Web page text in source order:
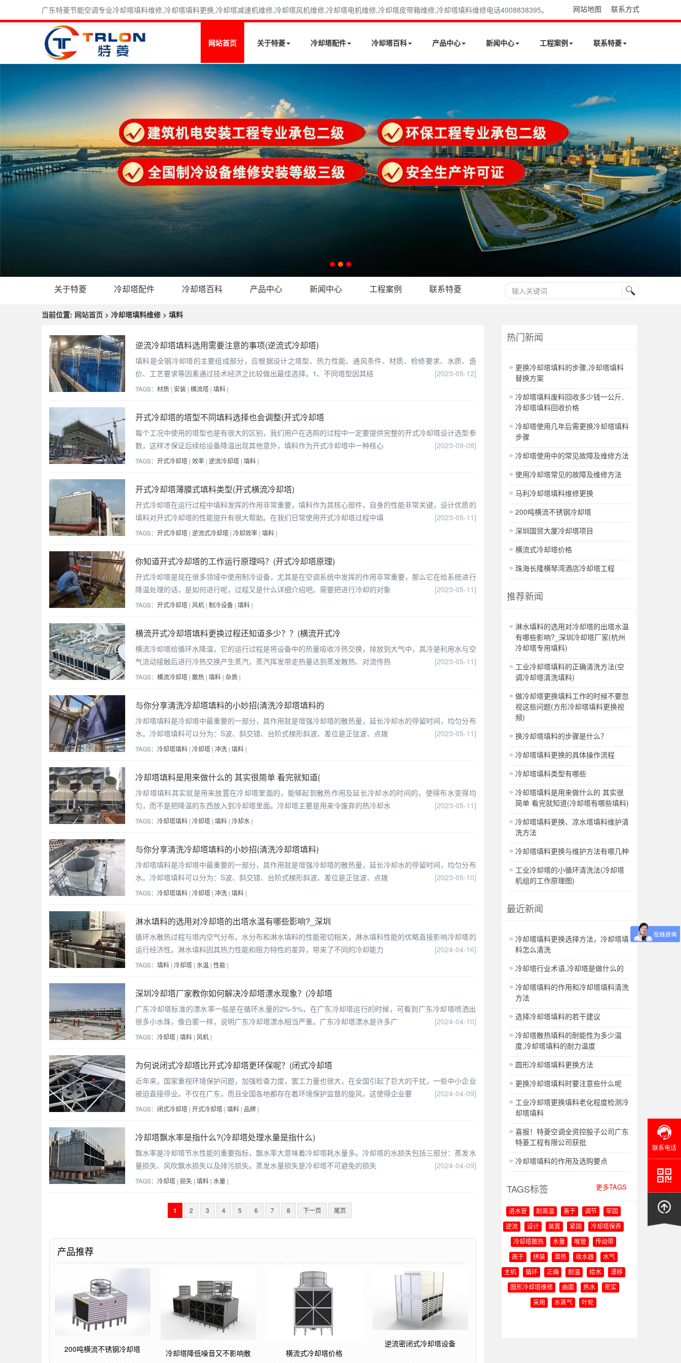
广东特菱节能空调专业冷却塔填料维修,冷却塔填料更换,冷却塔减速机维修,冷却塔风机维修,冷却塔电机维修,冷却塔皮带箱维修,冷却塔填料维修电话4008838395。 网站地图 联系方式
网站首页 关于特菱 冷却塔配件 冷却塔百科 产品中心 新闻中心 工程案例 联系特菱
关于特菱 冷却塔配件 冷却塔百科 产品中心 新闻中心 工程案例 联系特菱
当前位置: 网站首页 > 冷却塔填料维修 > 填料
逆流冷却塔填料选用需要注意的事项(逆流式冷却塔)
填料是全钢冷却塔的主要组成部分，应根据设计之塔型、热力性能、通风条件、材质、检修要求、水质、造
价、工艺要求等因素通过技术经济之比较做出最佳选择。1、不同塔型因其结
[2023-05-12]
TAGS： 材质 | 安装 | 横流塔 | 填料 |
开式冷却塔的塔型不同填料选择也会调整(开式冷却塔
每个工况中使用的塔型也是有很大的区别，我们用户在选购的过程中一定要提供完整的开式冷却塔设计选型参
数，这样才保证后续给设备降温出现其他意外，填料作为开式冷却塔中一种核心
[2023-09-08]
TAGS： 开式冷却塔 | 效率 | 逆流冷却塔 | 填料 |
开式冷却塔薄膜式填料类型(开式横流冷却塔)
开式冷却塔在运行过程中填料发挥的作用非常重要，填料作为其核心部件，自身的性能非常关键，设计优质的
填料对开式冷却塔的性能提升有很大帮助。在我们日常使用开式冷却塔过程中填
[2023-05-11]
TAGS： 开式冷却塔 | 逆流式冷却塔 | 冷却效率 | 填料 |
你知道开式冷却塔的工作运行原理吗？(开式冷却塔原理)
开式冷却塔是现在很多领域中使用制冷设备，尤其是在空调系统中发挥的作用非常重要，那么它在给系统进行
降温处理的话，是如何进行呢，过程又是什么详细介绍吧。需要把进行冷却的对象
[2023-05-11]
TAGS： 开式冷却塔 | 风机 | 制冷设备 | 填料 |
横流开式冷却塔填料更换过程还知道多少？？(横流开式冷
横流冷却塔给循环水降温，它的运行过程是将设备中的热量吸收冷热交换，排放到大气中，其冷是利用水与空
气流动接触后进行冷热交换产生蒸汽，蒸汽挥发带走热量达到蒸发散热、对流传热
[2023-05-11]
TAGS： 横流冷却塔 | 散热 | 填料 | 杂质 |
与你分享清洗冷却塔填料的小妙招(清洗冷却塔填料的
冷却塔填料是冷却塔中最重要的一部分，其作用就是增强冷却塔的散热量，延长冷却水的停留时间，均匀分布
水。冷却塔填料可以分为：S波、斜交错、台阶式梯形斜波、差位是正弦波、点拨
[2023-05-11]
TAGS： 冷却塔填料 | 冷却塔 | 冲洗 | 填料 |
冷却塔填料是用来做什么的 其实很简单 看完就知道(
冷却塔填料其实就是用来放置在冷却塔里面的，能够起到散热作用及延长冷却水的时间的，使得布水变得均
匀，而不是把降温的东西放入到冷却塔里面。冷却塔主要是用来令废弃的热冷却水
[2023-05-11]
TAGS： 冷却塔填料 | 冷却塔 | 填料 | 冷却水 |
与你分享清洗冷却塔填料的小妙招(清洗冷却塔填料)
冷却塔填料是冷却塔中最重要的一部分，其作用就是增强冷却塔的散热量，延长冷却水的停留时间，均匀分布
水。冷却塔填料可以分为：S波、斜交错、台阶式梯形斜波、差位是正弦波、点拨
[2023-05-10]
TAGS： 冷却塔填料 | 冷却塔 | 冲洗 | 填料 |
淋水填料的选用对冷却塔的出塔水温有哪些影响?_深圳
循环水散热过程与塔内空气分布，水分布和淋水填料的性能密切相关，淋水填料性能的优略直接影响冷却塔的
运行经济性。淋水填料因其热力性能和阻力特性的差异，带来了不同的冷却能力
[2024-04-16]
TAGS： 填料 | 冷却塔 | 水温 | 性能 |
深圳冷却塔厂家教你如何解决冷却塔漂水现象？(冷却塔
广东冷却塔标准的漂水率一般是在循环水量的2%-5%，在广东冷却塔运行的时候，可看到广东冷却塔喷洒出
很多小水珠，像白雾一样，说明广东冷却塔漂水相当严重。广东冷却塔漂水是许多广
[2024-04-10]
TAGS： 冷却塔 | 填料 | 风机 |
为何说闭式冷却塔比开式冷却塔更环保呢？(闭式冷却塔
近年来，国家重视环境保护问题，加强检查力度，罢工力量也很大，在全国引起了巨大的干扰，一些中小企业
被迫直接停业。不仅在广东，而且全国各地都存在着环境保护监督的旋风，这使得企业要
[2024-04-09]
TAGS： 闭式冷却塔 | 开式冷却塔 | 填料 | 品牌 |
冷却塔飘水率是指什么?(冷却塔处理水量是指什么)
飘水率是冷却塔节水性能的重要指标，飘水率大意味着冷却塔耗水量多。冷却塔的水损失包括三部分：蒸发水
量损失、风吹飘水损失以及排污损失。蒸发水量损失是冷却塔不可避免的损失
[2024-04-09]
TAGS： 冷却塔 | 损失 | 填料 | 水量 |
1 2 3 4 5 6 7 8 下一页 尾页
产品推荐
200吨横流不锈钢冷却塔 冷却塔降低噪音又不影响散 横流式冷却塔价格
逆流密闭式冷却塔设备
热门新闻
更换冷却塔填料的步骤,冷却塔填料
替换方案
冷却塔填料废料回收多少钱一公斤,
冷却塔填料回收价格
冷却塔使用几年后需更换冷却塔填料
步骤
冷却塔使用中的常见故障及维修方法
使用冷却塔常见的故障及维修方法
马利冷却塔填料维修更换
200吨横流不锈钢冷却塔
深圳国贸大厦冷却塔项目
横流式冷却塔价格
珠海长隆横琴湾酒店冷却塔工程
推荐新闻
淋水填料的选用对冷却塔的出塔水温
有哪些影响?_深圳冷却塔厂家(杭州
冷却塔专用填料)
工业冷却塔填料的正确清洗方法(空
调冷却塔清洗填料)
做冷却塔更换填料工作的时候不要忽
视这些问题(方形冷却塔填料更换视
频)
换冷却塔填料的步骤是什么？
冷却塔填料更换的具体操作流程
冷却塔填料类型有哪些
冷却塔填料是用来做什么的 其实很
简单 看完就知道(冷却塔有哪些填料)
冷却塔填料更换、凉水塔填料维护清
洗方法
冷却塔填料更换与维护方法有哪几种
工业冷却塔的小循环清洗法(冷却塔
机组的工作原理图)
最近新闻
​冷却塔填料更换选择方法，冷却塔填
料怎么清洗
冷却塔行业术语,冷却塔是做什么的
冷却塔填料的作用和冷却塔填料清洗
方法
选择冷却塔填料的若干建议
冷却塔散热填料的耐能性为多少温
度,冷却塔填料的耐力温度
圆形冷却塔填料更换方法
更换冷却塔填料时要注意些什么呢
工业冷却塔更换填料老化程度检测冷
却塔填料
喜报！特菱空调全资控股子公司广东
特菱工程有限公司获批
冷却塔填料的作用及选购要点
TAGS标签 更多TAGS
进水管 耐高温 善于 调节 牢固
逆流 设计 装置 紧固 冷却塔保养
冷却塔散热 水量 喉管 传动带
高于 拼装 潜热 收水器 水气
主机 循环 正确 耐温 给水 漂移
圆形冷却塔维修 曲面 热水 密实
采用 水蒸气 叶轮
联系电话